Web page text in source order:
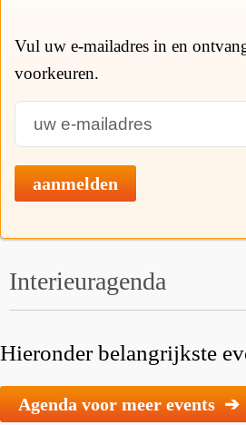
Vul uw e-mailadres in en
voorkeuren.
aanmelden
Interieuragenda
Hieronder belangrijkste
Agenda voor meer events ➔